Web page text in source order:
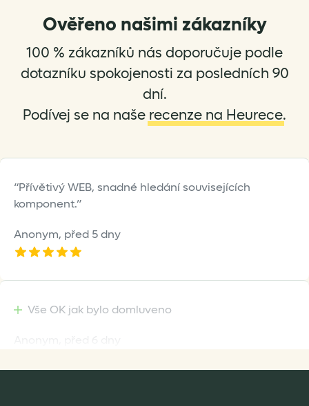
Ověřeno našimi zákazníky
100 % zákazníků nás doporučuje podle
dotazníku spokojenosti za posledních 90
dní.
Podívej se na naše recenze na Heurece.
Přívětivý WEB, snadné hledání souvisejících
komponent.
Anonym, před 5 dny
Vše OK jak bylo domluveno